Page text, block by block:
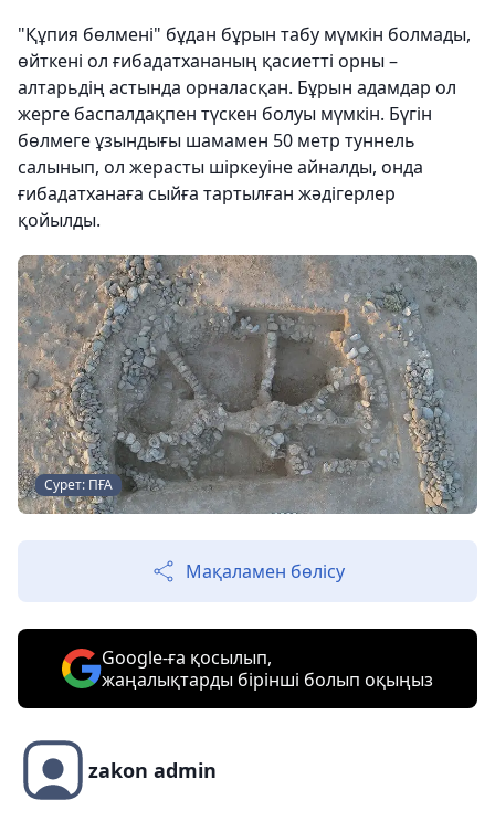
"Құпия бөлмені" бұдан бұрын табу мүмкін болмады,
өйткені ол ғибадатхананың қасиетті орны –
алтарьдің астында орналасқан. Бұрын адамдар ол
жерге баспалдақпен түскен болуы мүмкін. Бүгін
бөлмеге ұзындығы шамамен 50 метр туннель
салынып, ол жерасты шіркеуіне айналды, онда
ғибадатханаға сыйға тартылған жәдігерлер
қойылды.
Сурет: ПҒА
Мақаламен бөлісу
Google-ға қосылып,
жаңалықтарды бірінші болып оқыңыз
zakon admin